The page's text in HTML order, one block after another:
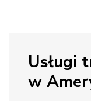
Usługi
w